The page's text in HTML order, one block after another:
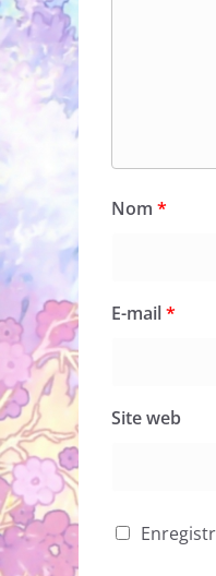
Nom *
E-mail*
Site web